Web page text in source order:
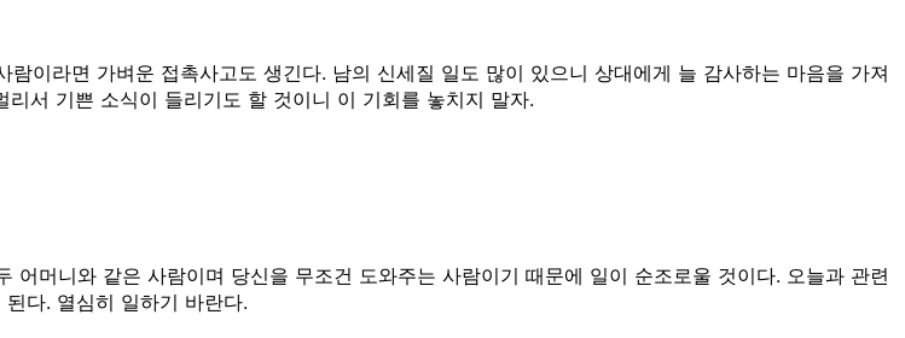
이라면 가벼운 접촉사고도 생긴다. 남의 신세질 일도 많이 있으니 상대에게 늘 감사하는 마음을 가져
서 기쁜 소식이 들리기도 할 것이니 이 기회를 놓치지 말자.
머니와 같은 사람이며 당신을 무조건 도와주는 사람이기 때문에 일이 순조로울 것이다. 오늘과 관련
다. 열심히 일하기 바란다.